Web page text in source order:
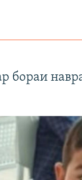
бораи